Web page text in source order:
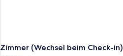
Zimmer (Wechsel beim Check-in)